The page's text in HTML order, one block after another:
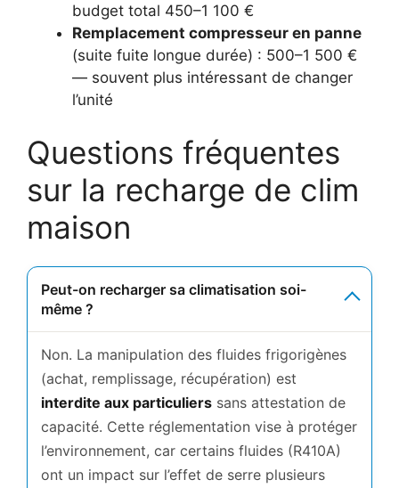
budget total 450–1 100 €
Remplacement compresseur en panne
(suite fuite longue durée) : 500–1 500 €
— souvent plus intéressant de changer
l’unité
Questions fréquentes
sur la recharge de clim
maison
Peut-on recharger sa climatisation soi-
même ?
Non. La manipulation des fluides frigorigènes
(achat, remplissage, récupération) est
interdite aux particuliers sans attestation de
capacité. Cette réglementation vise à protéger
l’environnement, car certains fluides (R410A)
ont un impact sur l’effet de serre plusieurs